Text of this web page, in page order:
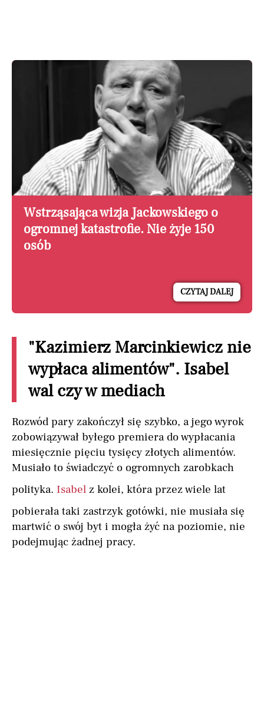
Wstrząsająca wizja Jackowskiego o
ogromnej katastrofie. Nie żyje 150
osób
CZYTAJ DALEJ
"Kazimierz Marcinkiewicz nie
wypłaca alimentów". Isabel
wal czy w mediach
Rozwód pary zakończył się szybko, a jego wyrok
zobowiązywał byłego premiera do wypłacania
miesięcznie pięciu tysięcy złotych alimentów.
Musiało to świadczyć o ogromnych zarobkach
polityka. Isabel z kolei, która przez wiele lat
pobierała taki zastrzyk gotówki, nie musiała się
martwić o swój byt i mogła żyć na poziomie, nie
podejmując żadnej pracy.